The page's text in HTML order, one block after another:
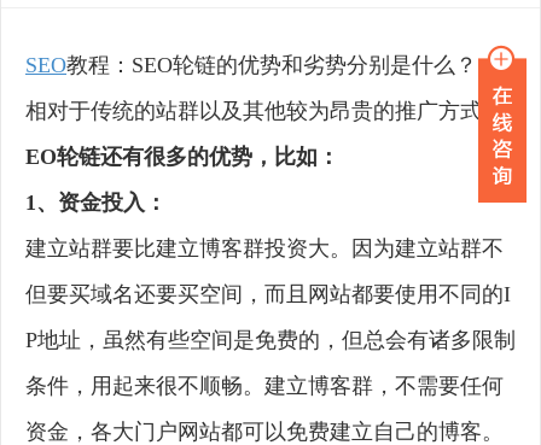
SEO教程：SEO轮链的优势和劣势分别是什么？
相对于传统的站群以及其他较为昂贵的推广方式，S
EO轮链还有很多的优势，比如：
1、资金投入：
建立站群要比建立博客群投资大。因为建立站群不
但要买域名还要买空间，而且网站都要使用不同的I
P地址，虽然有些空间是免费的，但总会有诸多限制
条件，用起来很不顺畅。建立博客群，不需要任何
资金，各大门户网站都可以免费建立自己的博客。